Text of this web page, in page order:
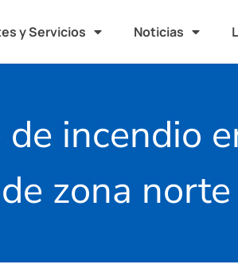
y Servicios Noticias
incendio
zona norte